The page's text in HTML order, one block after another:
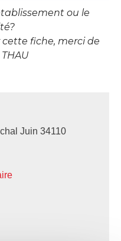
ou le
fiche, merci de
Juin 34110